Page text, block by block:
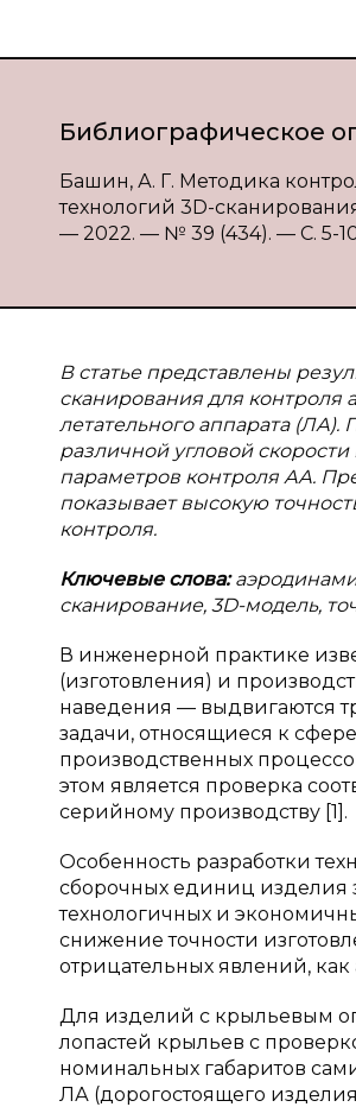
Библиографическое
Башин, А. Г. Методика
технологий 3D-
— 2022. — № 39 (434). — С. 5-
В статье представлены
сканирования для контроля
летательного аппарата
различной угловой
параметров контроля АА.
показывает высокую
контроля.
Ключевые слова:
сканирование, 3D-модель,
В инженерной практике
(изготовления) и
наведения — выдвигаются
задачи, относящиеся к
производственных
этом является проверка
серийному производству [1].
Особенность разработки
сборочных единиц изделия
технологичных и
снижение точности
отрицательных явлений,
Для изделий с крыльевым
лопастей крыльев с
номинальных габаритов
ЛА (дорогостоящего